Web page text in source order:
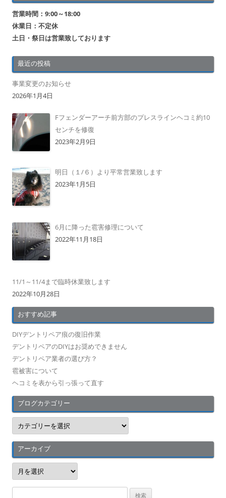
営業時間：9:00～18:00
休業日：不定休
土日・祭日は営業致しております
最近の投稿
事業変更のお知らせ
2026年1月4日
Fフェンダーアーチ前方部のプレスラインヘコミ約10
センチを修復
2023年2月9日
明日（１/６）より平常営業致します
2023年1月5日
6月に降った雹害修理について
2022年11月18日
11/1～11/4まで臨時休業致します
2022年10月28日
おすすめ記事
DIYデントリペア痕の復旧作業
デントリペアのDIYはお奨めできません
デントリペア業者の選び方？
雹被害について
ヘコミを表から引っ張って直す
ブログカテゴリー
ブ
ロ
グ
カ
テ
ゴ
リ
アーカイブ
ア
ー
カ
イ